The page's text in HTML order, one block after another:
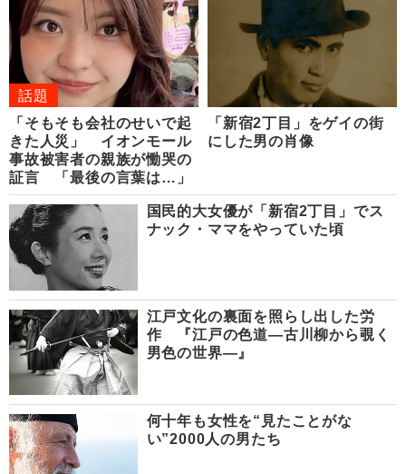
話題
「そもそも会社のせいで起
きた人災」 イオンモール
事故被害者の親族が慟哭の
証言 「最後の言葉は…」
「新宿2丁目」をゲイの街
にした男の肖像
国民的大女優が「新宿2丁目」でス
ナック・ママをやっていた頃
江戸文化の裏面を照らし出した労
作 『江戸の色道―古川柳から覗く
男色の世界―』
何十年も女性を“見たことがな
い”2000人の男たち